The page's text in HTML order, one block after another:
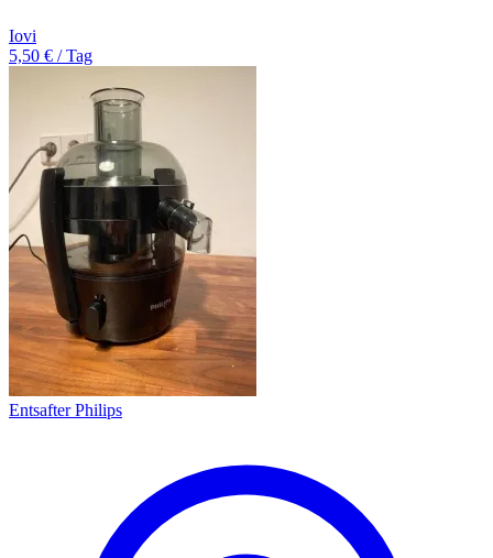
Iovi
5,50 € / Tag
Entsafter Philips